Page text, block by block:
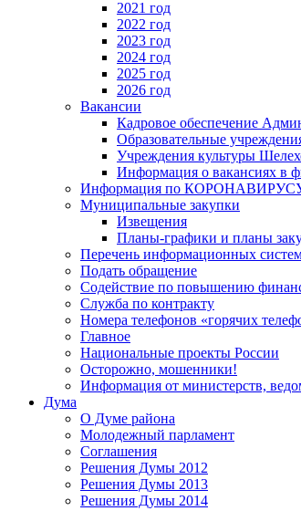
2021 год
2022 год
2023 год
2024 год
2025 год
2026 год
Вакансии
Кадровое обеспечение
Образовательные
Учреждения культуры
Информация о вакансиях в
Информация по
Муниципальные закупки
Извещения
Планы-графики и планы
Перечень информационных
Подать обращение
Содействие по повышению
Служба по контракту
Номера телефонов «горячих
Главное
Национальные проекты России
Осторожно, мошенники!
Информация от министерств,
Дума
О Думе района
Молодежный парламент
Соглашения
Решения Думы 2012
Решения Думы 2013
Решения Думы 2014